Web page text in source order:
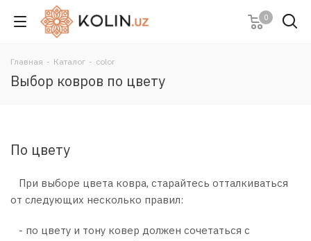
0
Главная - Каталог - color
Выбор ковров по цвету
По цвету
При выборе цвета ковра, старайтесь отталкиваться
от следующих несколько правил:
- по цвету и тону ковер должен сочетаться с